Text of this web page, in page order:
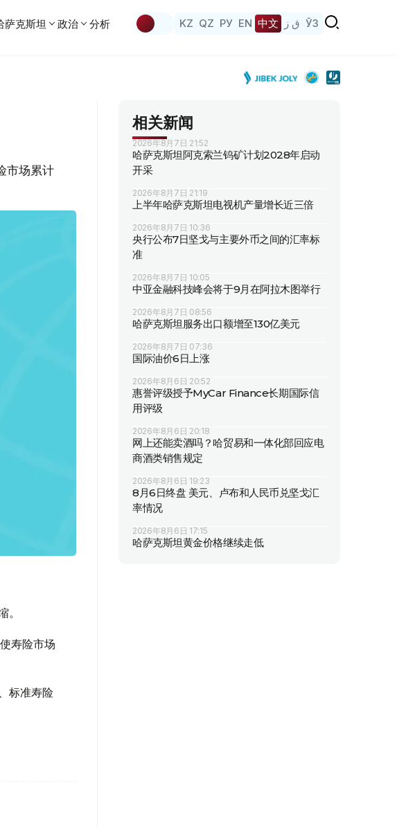
萨克斯坦 政治 分析 KZ QZ РУ EN 中文 ق ز ЎЗ
市场累计
寿险市场
标准寿险
相关新闻
2026年8月7日 21:52
哈萨克斯坦阿克索兰钨矿计划2028年启动
开采
2026年8月7日 21:19
上半年哈萨克斯坦电视机产量增长近三倍
2026年8月7日 10:36
央行公布7日坚戈与主要外币之间的汇率标
准
2026年8月7日 10:05
中亚金融科技峰会将于9月在阿拉木图举行
2026年8月7日 08:56
哈萨克斯坦服务出口额增至130亿美元
2026年8月7日 07:36
国际油价6日上涨
2026年8月6日 20:52
惠誉评级授予MyCar Finance长期国际信
用评级
2026年8月6日 20:18
网上还能卖酒吗？哈贸易和一体化部回应电
商酒类销售规定
2026年8月6日 19:23
8月6日终盘 美元、卢布和人民币兑坚戈汇
率情况
2026年8月6日 17:15
哈萨克斯坦黄金价格继续走低